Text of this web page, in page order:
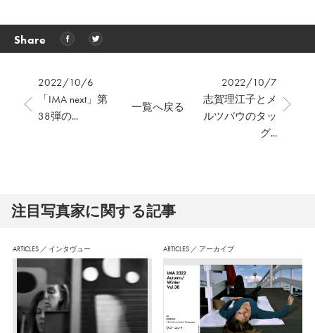
Share
2022/10/6
「IMA next」第
38弾の...
2022/10/7
志賀理江子とメ
ルツバウのタッ
グ...
一覧へ戻る
注⽬写真家に関する記事
ARTICLES ／ インタヴュー ARTICLES ／ アーカイブ